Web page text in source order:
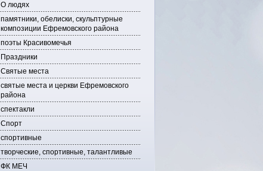
О людях
памятники, обелиски, скульптурные
композиции Ефремовского района
поэты Красивомечья
Праздники
Святые места
святые места и церкви Ефремовского
района
спектакли
Спорт
спортивные
творческие, спортивные, талантливые
ФК МЕЧ